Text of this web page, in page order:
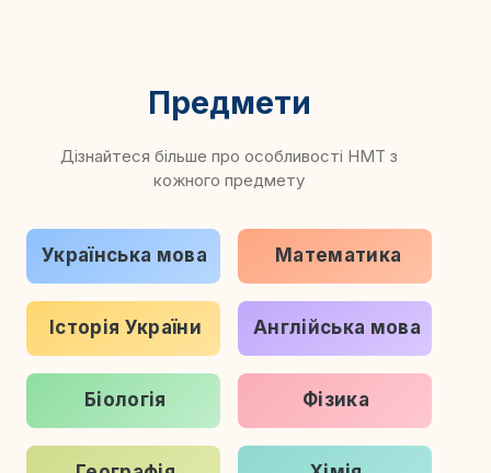
Предмети
Дізнайтеся більше про особливості НМТ з
кожного предмету
Фізика
Біологія
Англійська мова
Історія України
Математика
Українська мова